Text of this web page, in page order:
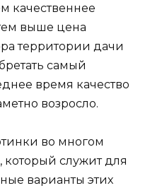
качественнее
выше цена
территории дачи
самый
время качество
возросло.
во многом
служит для
варианты этих